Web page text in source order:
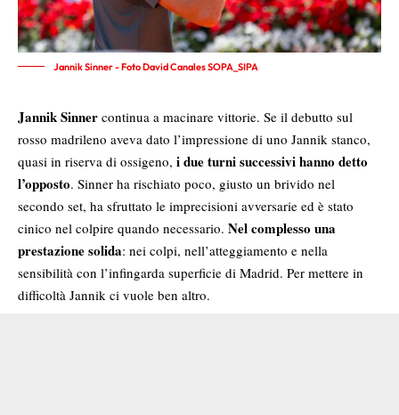
Jannik Sinner - Foto David Canales SOPA_SIPA
Jannik Sinner continua a macinare vittorie. Se il debutto sul
rosso madrileno aveva dato l’impressione di uno Jannik stanco,
quasi in riserva di ossigeno, i due turni successivi hanno detto
l’opposto. Sinner ha rischiato poco, giusto un brivido nel
secondo set, ha sfruttato le imprecisioni avversarie ed è stato
cinico nel colpire quando necessario. Nel complesso una
prestazione solida: nei colpi, nell’atteggiamento e nella
sensibilità con l’infingarda superficie di Madrid. Per mettere in
difficoltà Jannik ci vuole ben altro.